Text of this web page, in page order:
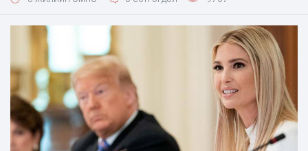
дэлгэсэн. Хотын даргын уг мэдээлэл үнэн эсэхийг нягта